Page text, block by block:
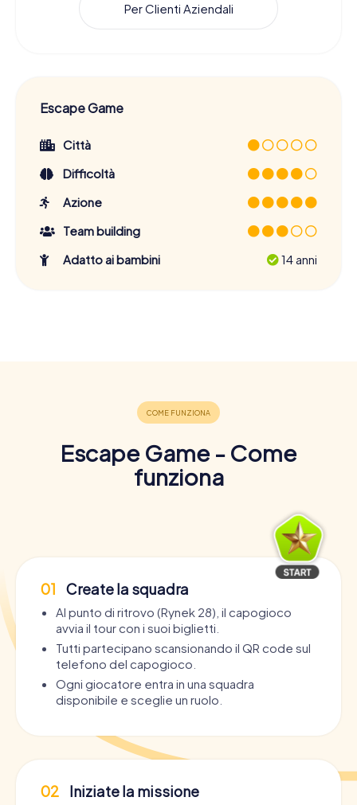
Per Clienti Aziendali
Escape Game
Città
Difficoltà
Azione
Team building
Adatto ai bambini
14 anni
Escape Game - Come
funziona
01 Create la squadra
Al punto di ritrovo (Rynek 28), il capogioco
avvia il tour con i suoi biglietti.
Tutti partecipano scansionando il QR code sul
telefono del capogioco.
Ogni giocatore entra in una squadra
disponibile e sceglie un ruolo.
02 Iniziate la missione